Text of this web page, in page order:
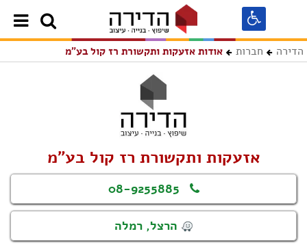
הדירה חברות אודות אזעקות ותקשורת רז קול בע"מ
אזעקות ותקשורת רז קול בע"מ
08-9255885
הרצל, רמלה